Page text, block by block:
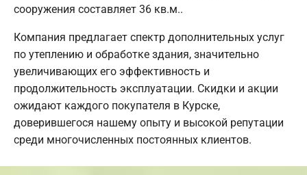
сооружения составляет 36 кв.м..
Компания предлагает спектр дополнительных услуг
по утеплению и обработке здания, значительно
увеличивающих его эффективность и
продолжительность эксплуатации. Скидки и акции
ожидают каждого покупателя в Курске,
доверившегося нашему опыту и высокой репутации
среди многочисленных постоянных клиентов.